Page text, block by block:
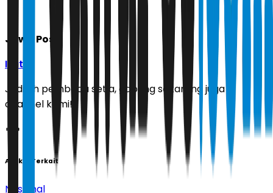
Jawa Pos
Ikuti
Jadilah pembaca setia, gabung sekarang juga di
channel kami!
Artikel Terkait
Nasional